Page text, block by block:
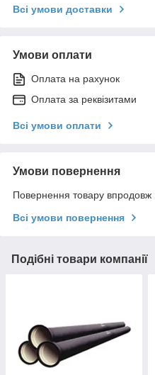
Всі умови доставки
Умови оплати
Оплата на рахунок
Оплата за реквізитами
Всі умови оплати
Умови повернення
Повернення товару впродовж
Всі умови повернення
Подібні товари компанії